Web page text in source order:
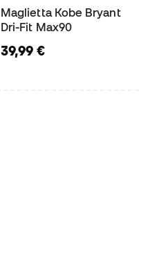
Maglietta Kobe Bryant
Dri-Fit Max90
39,99 €